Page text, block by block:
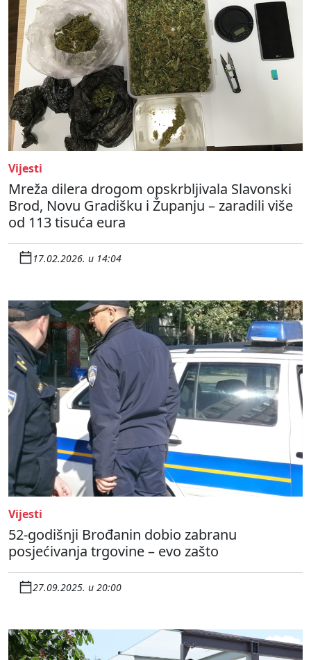
Vijesti
Mreža dilera drogom opskrbljivala Slavonski
Brod, Novu Gradišku i Županju – zaradili više
od 113 tisuća eura
17.02.2026. u 14:04
Vijesti
52-godišnji Brođanin dobio zabranu
posjećivanja trgovine – evo zašto
27.09.2025. u 20:00